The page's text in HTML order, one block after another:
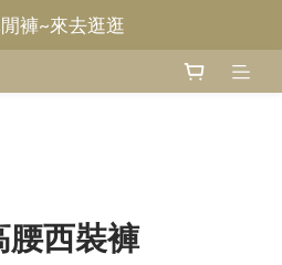
甄褲
褲~來去逛逛
腰西裝褲